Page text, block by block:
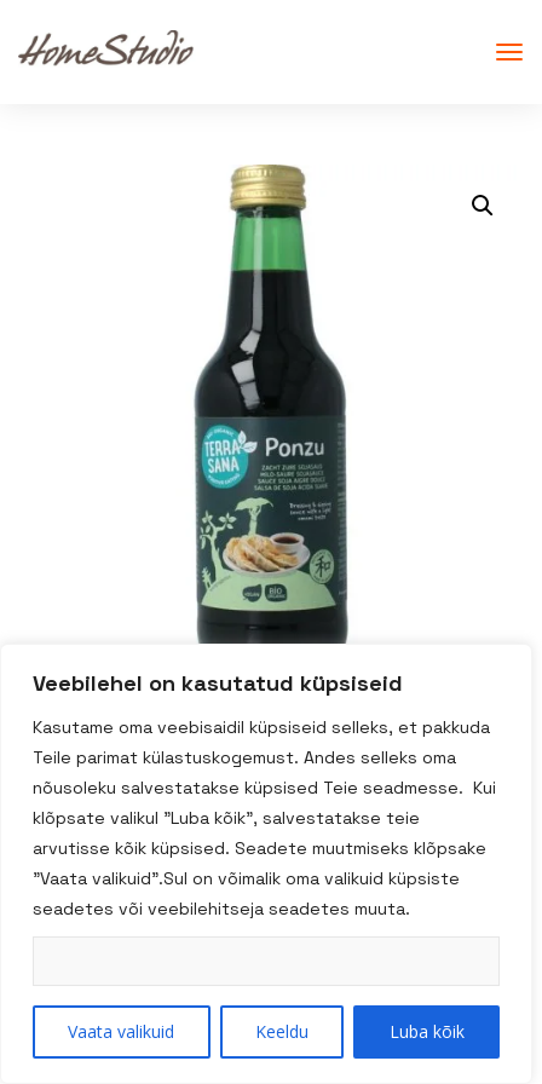
Veebilehel on kasutatud küpsiseid
Kasutame oma veebisaidil küpsiseid selleks, et pakkuda
Teile parimat külastuskogemust. Andes selleks oma
nõusoleku salvestatakse küpsised Teie seadmesse. Kui
klõpsate valikul "Luba kõik", salvestatakse teie
arvutisse kõik küpsised. Seadete muutmiseks klõpsake
"Vaata valikuid".Sul on võimalik oma valikuid küpsiste
seadetes või veebilehitseja seadetes muuta.
Vaata valikuid Keeldu Luba kõik
Terrasana Ponzu
kaste 250g
Lisa Korvi
Tootekood:TS2701290
Kategooria:Eelroad, Kastmed, Oliivid